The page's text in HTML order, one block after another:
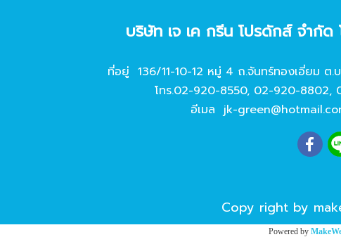
บริษัท เจ เค กรีน โปรดักส์ จํากั
ที่อยู่ 136/11-10-12 หมู่ 4 ถ.จันทร์ทองเอี่ยม ต.
โทร.02-920-8550, 02-920-8802,
อีเมล jk-
Copy right by
Powered by